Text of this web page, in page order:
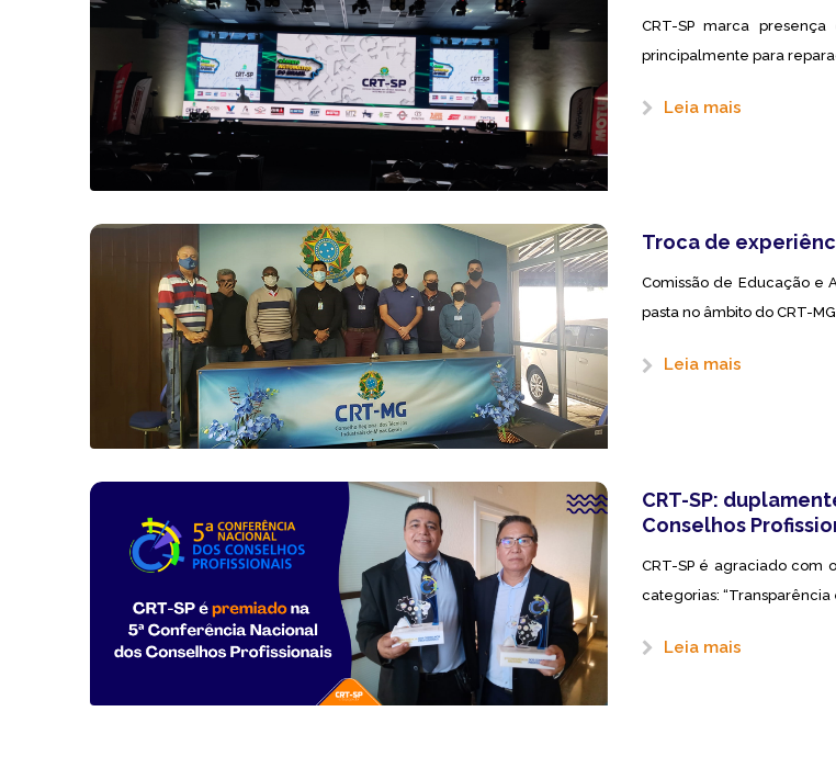
CRT-SP marca
principalmente para
Leia mais
Troca de
Comissão de Educação e
pasta no âmbito do CRT-
Leia mais
CRT-SP:
Conselhos
CRT-SP é agraciado com
categorias: “Transparência
Leia mais